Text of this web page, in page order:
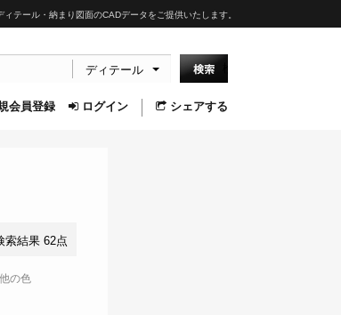
ィテール・納まり図面のCADデータをご提供いたします。
ディテール
会員登録 ログイン シェアする
索結果 62点
の色